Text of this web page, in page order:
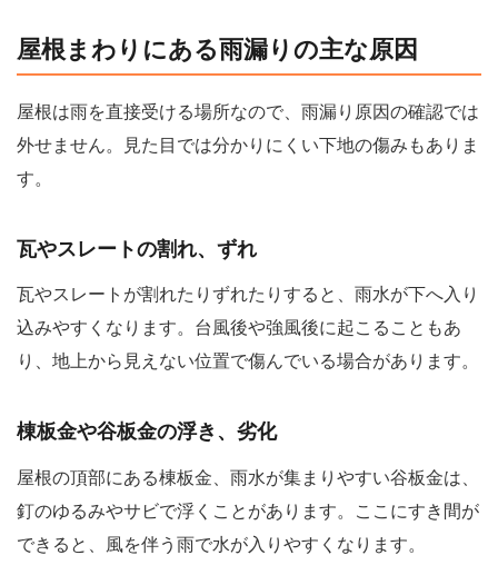
屋根まわりにある雨漏りの主な原因
屋根は雨を直接受ける場所なので、雨漏り原因の確認では
外せません。見た目では分かりにくい下地の傷みもありま
す。
瓦やスレートの割れ、ずれ
瓦やスレートが割れたりずれたりすると、雨水が下へ入り
込みやすくなります。台風後や強風後に起こることもあ
り、地上から見えない位置で傷んでいる場合があります。
棟板金や谷板金の浮き、劣化
屋根の頂部にある棟板金、雨水が集まりやすい谷板金は、
釘のゆるみやサビで浮くことがあります。ここにすき間が
できると、風を伴う雨で水が入りやすくなります。